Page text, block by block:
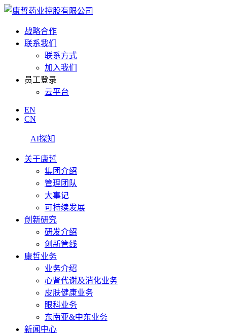
战略合作
联系我们
联系方式
加入我们
员工登录
云平台
EN
CN
AI探知
关于康哲
集团介绍
管理团队
大事记
可持续发展
创新研究
研发介绍
创新管线
康哲业务
业务介绍
心肾代谢及消化业务
皮肤健康业务
眼科业务
东南亚&中东业务
新闻中心